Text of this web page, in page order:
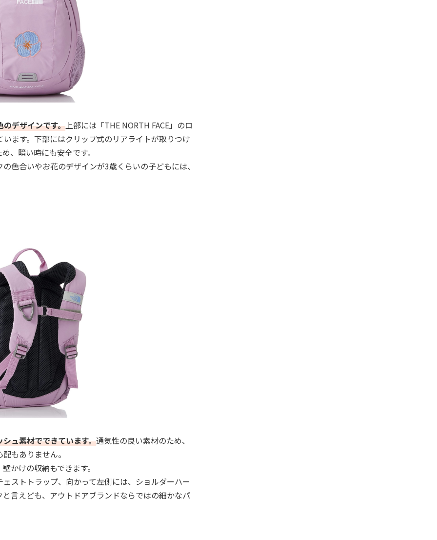
デザインです。上部には「THE NORTH FACE」のロ
ます。下部にはクリップ式のリアライトが取りつけ
、暗い時にも安全です。
色合いやお花のデザインが3歳くらいの子どもには、
ュ素材でできています。通気性の良い素材のため、
もありません。
かけの収納もできます。
ストトラップ、向かって左側には、ショルダーハー
言えども、アウトドアブランドならではの細かなパ